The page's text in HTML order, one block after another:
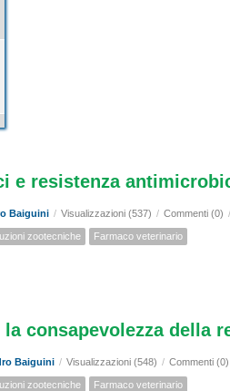
e resistenza
Baiguini / Visualizzazioni (537) / Commenti (0) /
zootecniche Farmaco veterinario
consapevolezza della
Baiguini / Visualizzazioni (548) / Commenti (0)
zootecniche Farmaco veterinario